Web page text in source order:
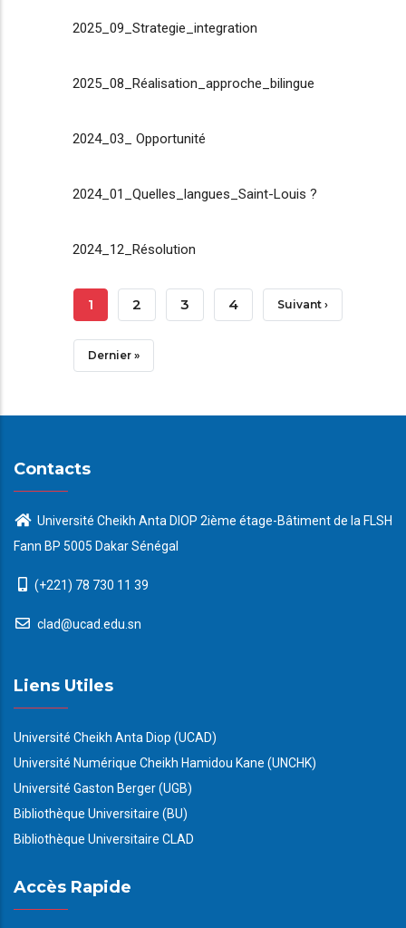
2025_09_Strategie_integration
2025_08_Réalisation_approche_bilingue
2024_03_ Opportunité
2024_01_Quelles_langues_Saint-Louis ?
2024_12_Résolution
Pagination
Page
Courante
1 Page
2 Page
3 Page
4 Page
Suivant ›
Dernière
Dernier »
Contacts
Université Cheikh Anta DIOP 2ième étage-Bâtiment de la FLSH
Fann BP 5005 Dakar Sénégal
(+221) 78 730 11 39
clad@ucad.edu.sn
Liens Utiles
Université Cheikh Anta Diop (UCAD)
Université Numérique Cheikh Hamidou Kane (UNCHK)
Université Gaston Berger (UGB)
Bibliothèque Universitaire (BU)
Bibliothèque Universitaire CLAD
Accès Rapide